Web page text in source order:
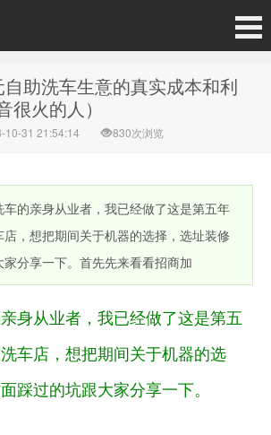
助洗车生意的真实成本和利
很火的人）
10-31 21:54:14 830次浏览
车的亲身从业者，我已经做了这是第五年
，想把期间关于机器的选择，选址装修
分享一下。首先先来看看招商加
身从业者，我已经做了这是第五
车店，想把期间关于机器的选
踩过的坑跟大家分享一下。